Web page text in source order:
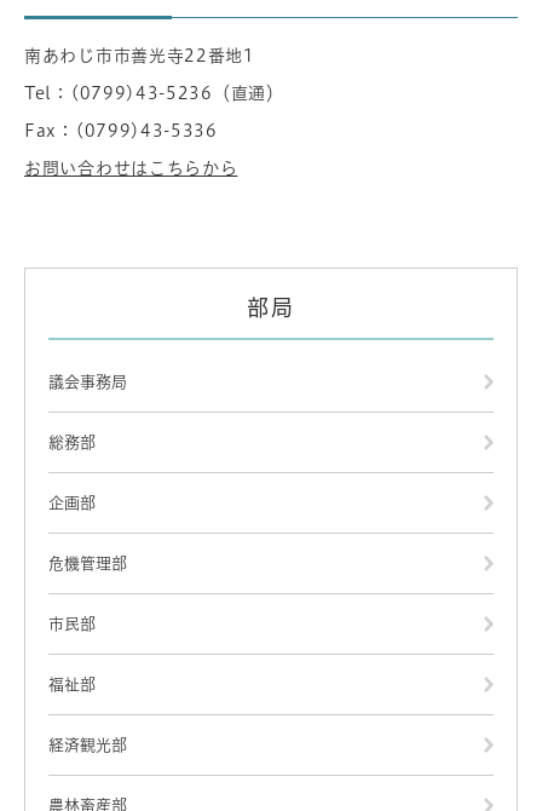
南あわじ市市善光寺22番地1
Tel：(0799)43-5236 （ 直通 ）
Fax：(0799)43-5336
お問い合わせはこちらから
部局
議会事務局
総務部
企画部
危機管理部
市民部
福祉部
経済観光部
農林畜産部